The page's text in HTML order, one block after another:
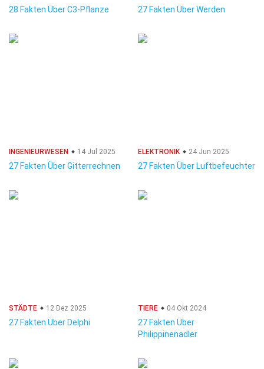
28 Fakten Über C3-Pflanze 27 Fakten Über Werden
INGENIEURWESEN 14 Jul 2025
27 Fakten Über Gitterrechnen
ELEKTRONIK 24 Jun 2025
27 Fakten Über Luftbefeuchter
STÄDTE 12 Dez 2025
27 Fakten Über Delphi
TIERE 04 Okt 2024
27 Fakten Über
Philippinenadler